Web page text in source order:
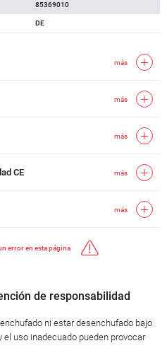
85369010
DE
más
más
más
CE más
más
error en esta página
de responsabilidad
ni estar desenchufado bajo
uso inadecuado pueden provocar